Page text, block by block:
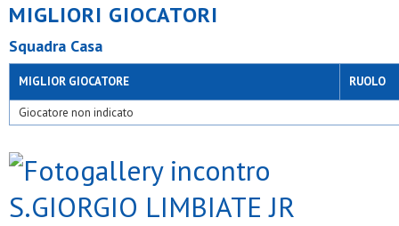
MIGLIORI GIOCATORI
Squadra Casa
MIGLIOR GIOCATORE RUOLO
Giocatore non indicato